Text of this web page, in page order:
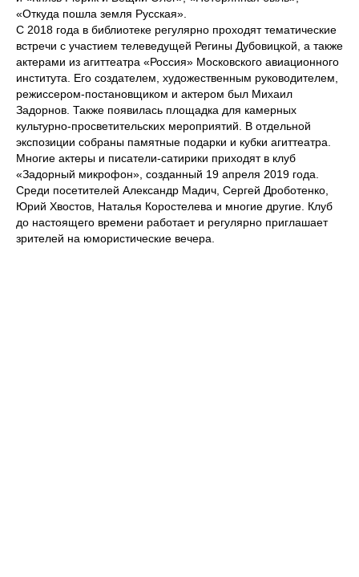
«Откуда пошла земля Русская».
С 2018 года в библиотеке регулярно проходят тематические
встречи с участием телеведущей Регины Дубовицкой, а также
актерами из агиттеатра «Россия» Московского авиационного
института. Его создателем, художественным руководителем,
режиссером-постановщиком и актером был Михаил
Задорнов. Также появилась площадка для камерных
культурно-просветительских мероприятий. В отдельной
экспозиции собраны памятные подарки и кубки агиттеатра.
Многие актеры и писатели-сатирики приходят в клуб
«Задорный микрофон», созданный 19 апреля 2019 года.
Среди посетителей Александр Мадич, Сергей Дроботенко,
Юрий Хвостов, Наталья Коростелева и многие другие. Клуб
до настоящего времени работает и регулярно приглашает
зрителей на юмористические вечера.